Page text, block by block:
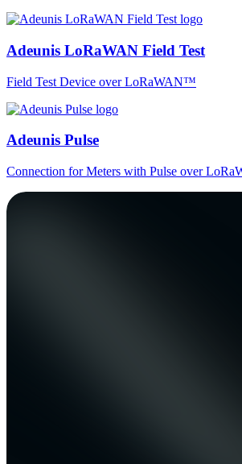
Adeunis LoRaWAN Field Test
Field Test Device over LoRaWAN™
Adeunis Pulse
Connection for Meters with Pulse over